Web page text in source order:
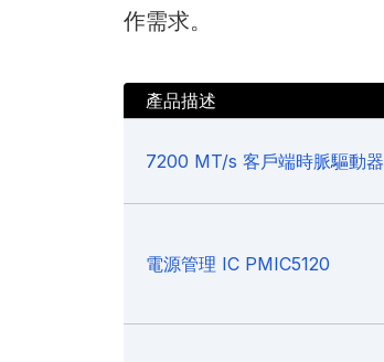
作需求。
產品描述
7200 MT/s 客戶端時脈驅動器
電源管理 IC PMIC5120